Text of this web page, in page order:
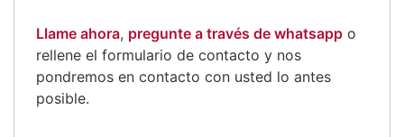
Llame ahora, pregunte a través de whatsapp o
rellene el formulario de contacto y nos
pondremos en contacto con usted lo antes
posible.